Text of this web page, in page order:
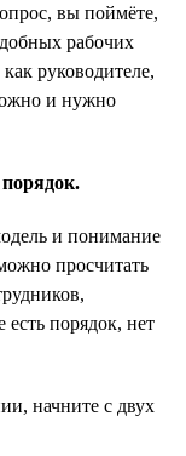
вы поймёте,
рабочих
руководителе,
и нужно
порядок.
и понимание
просчитать
порядок, нет
начните с двух